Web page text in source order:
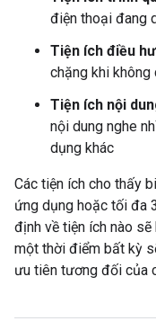
điện thoại đang
Tiện ích điều
chặng khi
Tiện ích nội
nội dung nghe
dụng khác
Các tiện ích cho thấy
ứng dụng hoặc tối đa
định về tiện ích nào
một thời điểm bất kỳ
ưu tiên tương đối của